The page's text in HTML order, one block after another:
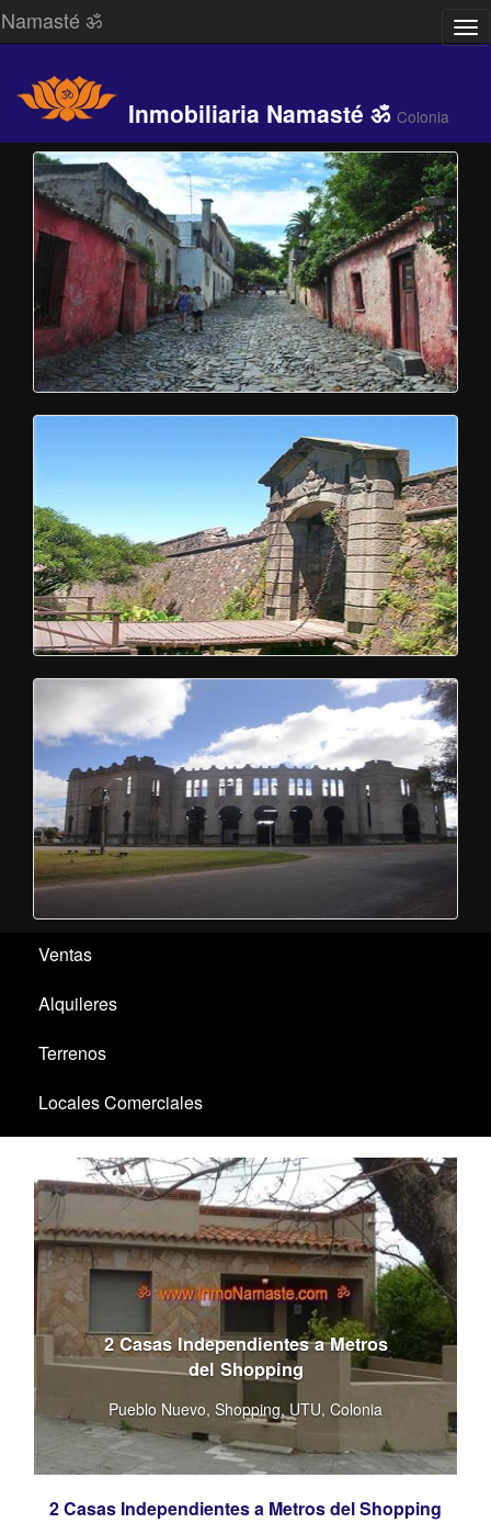
/
Namasté ॐ
Inmobiliaria Namasté ॐ Colonia
Ventas
Alquileres
Terrenos
Locales Comerciales
Santa Ana / El Ensueño
2 Casas Independientes a Metros
del Shopping
Pueblo Nuevo, Shopping, UTU, Colonia
en
en2 Casas Independientes a Metros del Shopping